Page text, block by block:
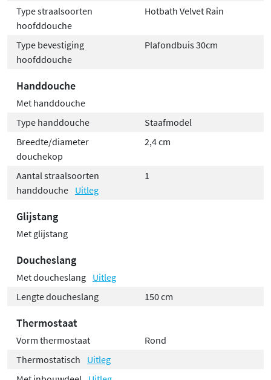
Type straalsoorten
hoofddouche
Hotbath Velvet Rain
Type bevestiging
hoofddouche
Plafondbuis 30cm
Handdouche
Met handdouche
Type handdouche
Staafmodel
Breedte/diameter
douchekop
2,4 cm
Aantal straalsoorten
handdouche Uitleg
1
Glijstang
Met glijstang
Doucheslang
Met doucheslang Uitleg
Lengte doucheslang
150 cm
Thermostaat
Vorm thermostaat
Rond
Thermostatisch
Uitleg